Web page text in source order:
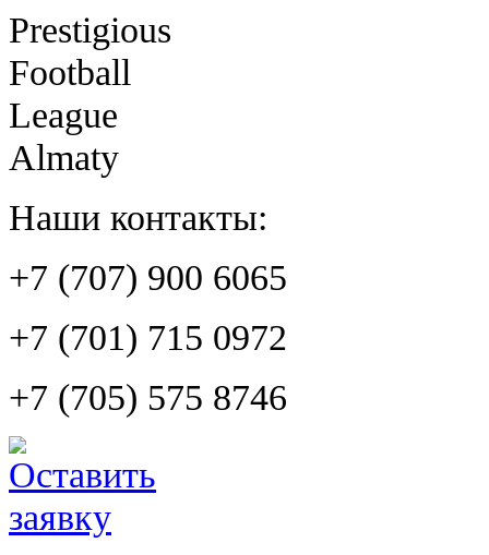
Prestigious
Football
League
Almaty
Наши контакты:
+7 (707) 900 6065
+7 (701) 715 0972
+7 (705) 575 8746